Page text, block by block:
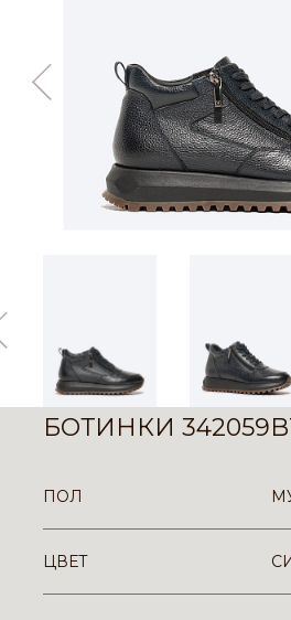
БОТИНКИ
ПОЛ
ЦВЕТ